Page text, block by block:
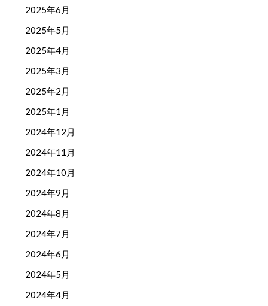
2025年6月
2025年5月
2025年4月
2025年3月
2025年2月
2025年1月
2024年12月
2024年11月
2024年10月
2024年9月
2024年8月
2024年7月
2024年6月
2024年5月
2024年4月